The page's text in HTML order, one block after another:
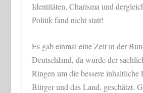
Identitäten, Charisma und
Politik fand nicht statt!
Es gab einmal eine Zeit in der
Deutschland, da wurde der
Ringen um die bessere inhaltliche
Bürger und das Land, geschätzt.